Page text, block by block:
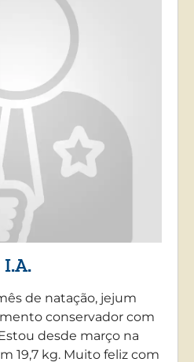
I.A.
de natação, jejum
conservador com
desde março na
19,7 kg. Muito feliz com